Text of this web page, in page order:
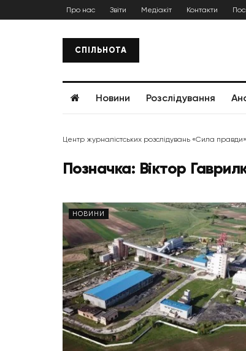
Про нас Звіти Медіакіт Контакти
СПІЛЬНОТА
Новини Розслідування
Центр журналістських розслідувань «Сила правди»
Позначка: Віктор
НОВИНИ